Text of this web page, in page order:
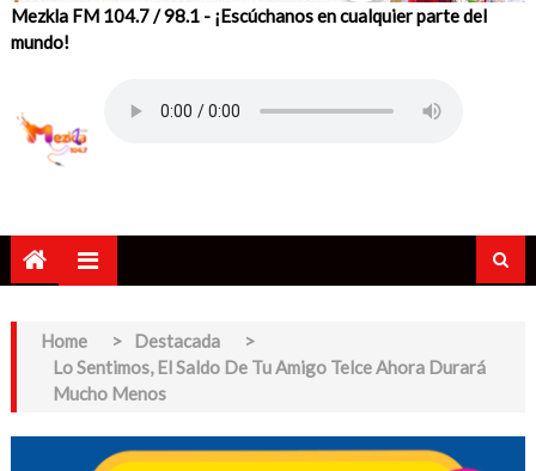
Mezkla FM 104.7 / 98.1 - ¡Escúchanos en cualquier parte del
mundo!
Home > Destacada
>
Lo Sentimos, El Saldo De Tu Amigo Telce Ahora Durará
Mucho Menos